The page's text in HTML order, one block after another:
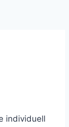
individuell